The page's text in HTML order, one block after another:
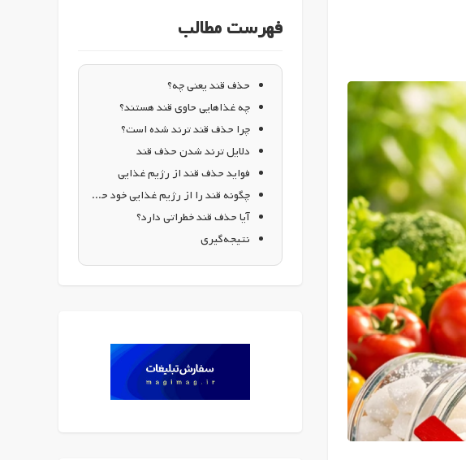
فهرست مطالب
حذف قند یعنی چه؟
چه غذاهایی حاوی قند هستند؟
چرا حذف قند ترند شده است؟
دلایل ترند شدن حذف قند
فواید حذف قند از رژیم غذایی
چگونه قند را از رژیم غذایی خود حذف کنیم؟
آیا حذف قند خطراتی دارد؟
نتیجه‌گیری